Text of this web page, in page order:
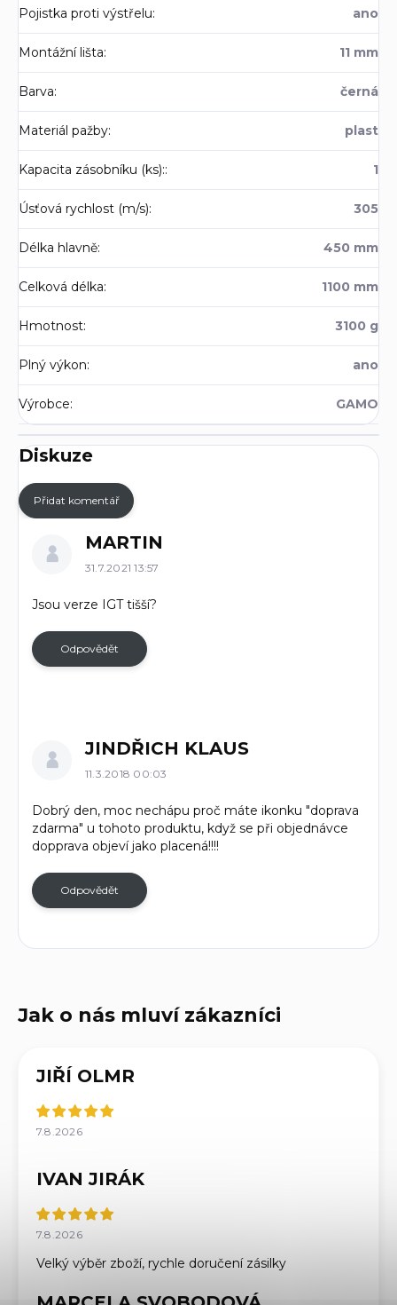
Pojistka proti výstřelu: ano
Montážní lišta: 11 mm
Barva: černá
Materiál pažby: plast
Kapacita zásobníku (ks):: 1
Úsťová rychlost (m/s): 305
Délka hlavně: 450 mm
Celková délka: 1100 mm
Hmotnost: 3100 g
Plný výkon: ano
Výrobce: GAMO
Diskuze
Přidat komentář
MARTIN
31.7.2021 13:57
Jsou verze IGT tišší?
Odpovědět
JINDŘICH KLAUS
11.3.2018 00:03
Dobrý den, moc nechápu proč máte ikonku "doprava
zdarma" u tohoto produktu, když se při objednávce
dopprava objeví jako placená!!!!
Odpovědět
JIŘÍ OLMR
7.8.2026
IVAN JIRÁK
7.8.2026
Velký výběr zboží, rychle doručení zásilky